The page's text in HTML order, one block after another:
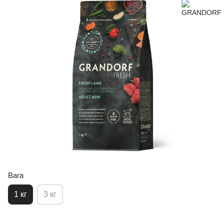
Вага
1 кг 3 кг